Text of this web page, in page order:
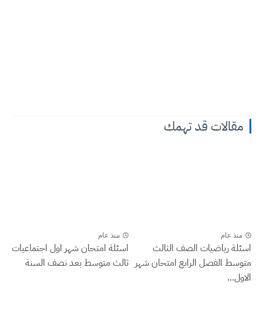
مقالات قد تهمك
منذ عام
اسئلة رياضيات الصف الثالث
متوسط الفصل الرابع امتحان شهر
الاول...
منذ عام
اسئلة امتحان شهر اول اجتماعيات
ثالث متوسط بعد نصف السنة